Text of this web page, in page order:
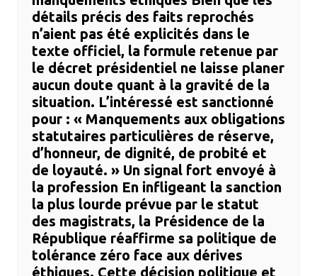
détails précis des faits reprochés
n’aient pas été explicités dans le
texte officiel, la formule retenue par
le décret présidentiel ne laisse planer
aucun doute quant à la gravité de la
situation. L’intéressé est sanctionné
pour : ​« Manquements aux obligations
statutaires particulières de réserve,
d’honneur, de dignité, de probité et
de loyauté. » ​Un signal fort envoyé à
la profession ​En infligeant la sanction
la plus lourde prévue par le statut
des magistrats, la Présidence de la
République réaffirme sa politique de
tolérance zéro face aux dérives
éthiques. Cette décision politique et